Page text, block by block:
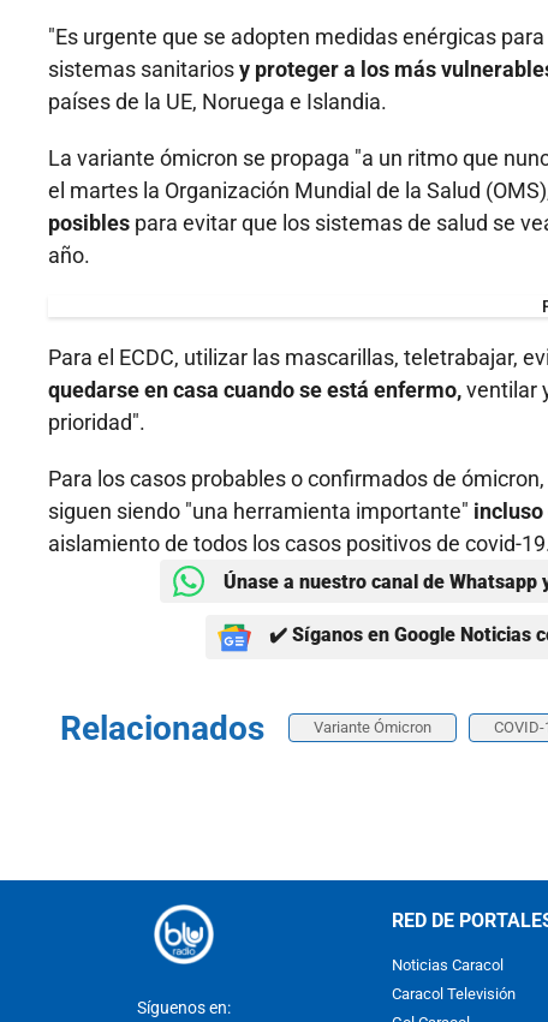
"Es urgente que se adopten medidas enérgicas
sistemas sanitariosy proteger a los más
países de la UE, Noruega e Islandia.
La variante ómicron se propaga "a un ritmo que
el martes la Organización Mundial de la Salud
posibles para evitar que los sistemas de salud se
año.
Para el ECDC, utilizar las mascarillas, teletrabajar,
quedarse en casa cuando se está enfermo,ventilar
prioridad".
Para los casos probables o confirmados de
siguen siendo "una herramienta importante" incluso
aislamiento de todos los casos positivos de covid-
Únase a nuestro canal de
✔️ Síganos en Google Noticias
Relacionados Variante Ómicron COVID-
Síguenos en:
RED DE
Noticias Caracol
Caracol Televisión